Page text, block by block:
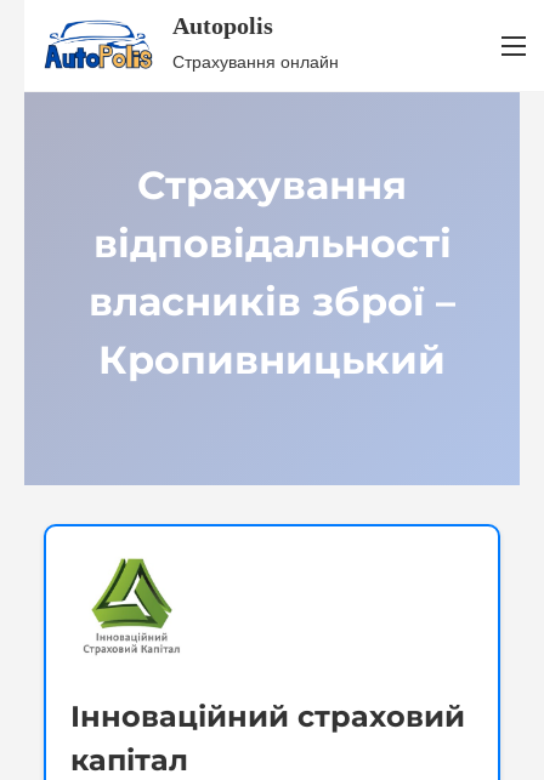
Autopolis
Страхування онлайн
Страхування
відповідальності
власників зброї –
Кропивницький
Інноваційний страховий
капітал